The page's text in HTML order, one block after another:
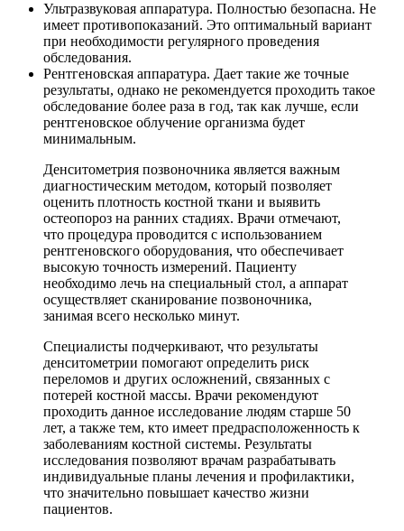
Ультразвуковая аппаратура. Полностью безопасна. Не
имеет противопоказаний. Это оптимальный вариант
при необходимости регулярного проведения
обследования.
Рентгеновская аппаратура. Дает такие же точные
результаты, однако не рекомендуется проходить такое
обследование более раза в год, так как лучше, если
рентгеновское облучение организма будет
минимальным.
Денситометрия позвоночника является важным
диагностическим методом, который позволяет
оценить плотность костной ткани и выявить
остеопороз на ранних стадиях. Врачи отмечают,
что процедура проводится с использованием
рентгеновского оборудования, что обеспечивает
высокую точность измерений. Пациенту
необходимо лечь на специальный стол, а аппарат
осуществляет сканирование позвоночника,
занимая всего несколько минут.
Специалисты подчеркивают, что результаты
денситометрии помогают определить риск
переломов и других осложнений, связанных с
потерей костной массы. Врачи рекомендуют
проходить данное исследование людям старше 50
лет, а также тем, кто имеет предрасположенность к
заболеваниям костной системы. Результаты
исследования позволяют врачам разрабатывать
индивидуальные планы лечения и профилактики,
что значительно повышает качество жизни
пациентов.